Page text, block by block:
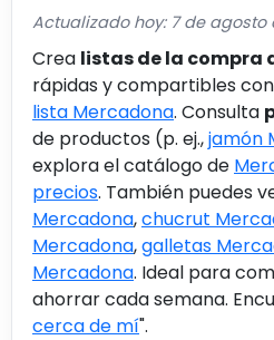
Actualizado hoy: 7 de agosto
Crea listas de la compra
rápidas y compartibles
lista Mercadona. Consulta
de productos (p. ej.,jamón
explora el catálogo de
precios. También puedes
Mercadona,chucrut
Mercadona,galletas
Mercadona. Ideal para
ahorrar cada semana.
cerca de mí".